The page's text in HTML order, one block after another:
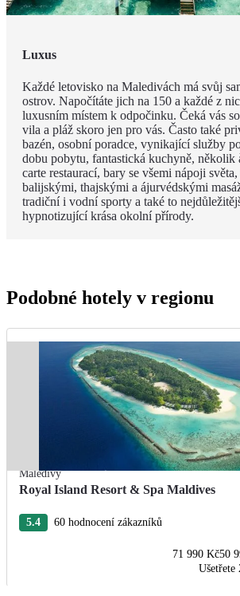
Luxus
Každé letovisko na Maledivách má svůj
ostrov. Napočítáte jich na 150 a každé z
luxusním místem k odpočinku. Čeká vás
vila a pláž skoro jen pro vás. Často také
bazén, osobní poradce, vynikající služby
dobu pobytu, fantastická kuchyně, několik
carte restaurací, bary se všemi nápoji světa,
balijskými, thajskými a ájurvédskými
tradiční i vodní sporty a také to
hypnotizující krása okolní přírody.
Podobné hotely v regionu
Maledivy
Royal Island Resort & Spa Maldives
5.4 60 hodnocení zákazníků
71 990 Kč50
Ušetřete